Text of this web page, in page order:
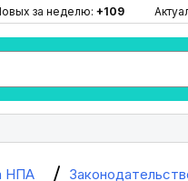
за неделю: +109
НПА